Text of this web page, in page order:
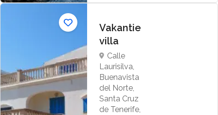
Vakantie
villa
Calle
Laurisilva,
Buenavista
del Norte,
Santa Cruz
de Tenerife,